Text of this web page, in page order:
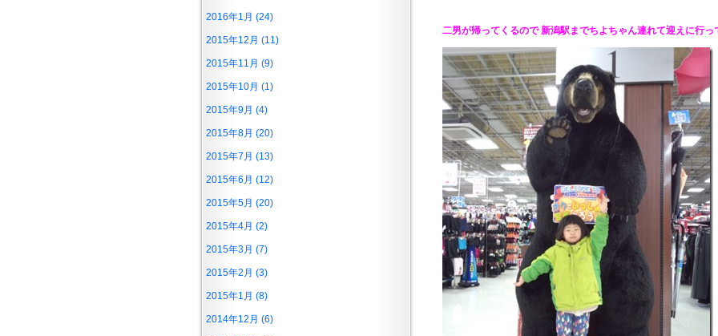
二男が帰ってくるので 新潟駅までちよちゃん連れて迎えに行っ
2016年1月 (24)
2015年12月 (11)
2015年11月 (9)
2015年10月 (1)
2015年9月 (4)
2015年8月 (20)
2015年7月 (13)
2015年6月 (12)
2015年5月 (20)
2015年4月 (2)
2015年3月 (7)
2015年2月 (3)
2015年1月 (8)
2014年12月 (6)